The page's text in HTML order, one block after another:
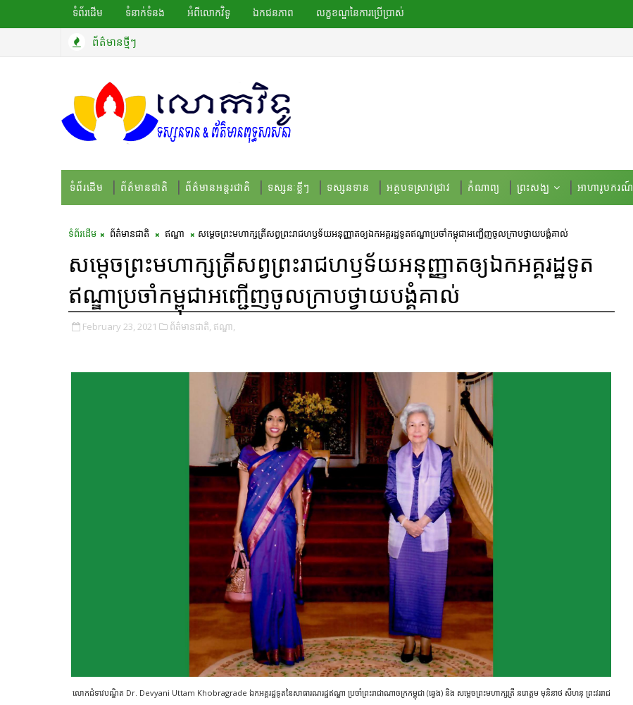
ទំព័រដើម ទំនាក់ទំនង អំពីលោកវិទូ ឯកជនភាព លក្ខខណ្ឌ​នៃ​ការប្រើប្រាស់
ព័ត៌មានថ្មីៗ
ទំព័រដើម ព័ត៌មានជាតិ ព័ត៌មានអន្តរជាតិ ទស្សនៈខ្លីៗ ទស្សនទាន អត្ថបទស្រាវជ្រាវ កំណាព្យ ព្រះសង្ឃ អាហារូបករណ៍
ទំព័រដើម ព័ត៌មានជាតិ ឥណ្ឌា សម្តេចព្រះមហាក្សត្រីសព្វ​ព្រះ​រាជហឫទ័យ​អនុញ្ញាតឲ្យ​ឯកអគ្គរដ្ឋទូត​​​ឥណ្ឌា​ប្រចាំ​​កម្ពុជា​អញ្ជើញចូល​ក្រាប​ថ្វាយបង្គំ​គាល់​
សម្តេចព្រះមហាក្សត្រីសព្វ​ព្រះ​រាជហឫទ័យ​អនុញ្ញាតឲ្យ​ឯកអគ្គរដ្ឋទូត​​​
ឥណ្ឌា​ប្រចាំ​​កម្ពុជា​អញ្ជើញចូល​ក្រាប​ថ្វាយបង្គំ​គាល់​
February 23, 2021 ព័ត៌មានជាតិ, ឥណ្ឌា,
លោក​ជំទាវ​បណ្ឌិត Dr. Devyani Uttam Khobragrade ឯកអគ្គរដ្ឋទូត​​នៃ​សាធារណរដ្ឋ​ឥណ្ឌា​ ប្រចាំ​ព្រះរាជាណាចក្រ​កម្ពុជា (ឆ្វេង) និង សម្តេចព្រះមហាក្សត្រី នរោត្តម មុនិនាថ សីហនុ ព្រះវររាជ